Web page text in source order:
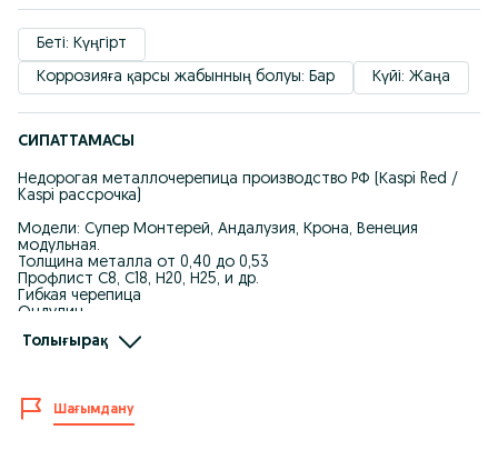
Беті: Күңгірт
Коррозияға қарсы жабынның болуы: Бар
Күйі: Жаңа
СИПАТТАМАСЫ
Недорогая металлочерепица производство РФ (Каspi Red /
Kaspi рассрочка)
Модели: Супер Монтерей, Андалузия, Крона, Венеция
модульная.
Толщина металла от 0,40 до 0,53
Профлист С8, С18, Н20, Н25, и др.
Гибкая черепица
Ондулин
Металлосайдинг
Фасадные панели
Заборы из штакетника
Чердачные лестницы
Толығырақ
Шағымдану